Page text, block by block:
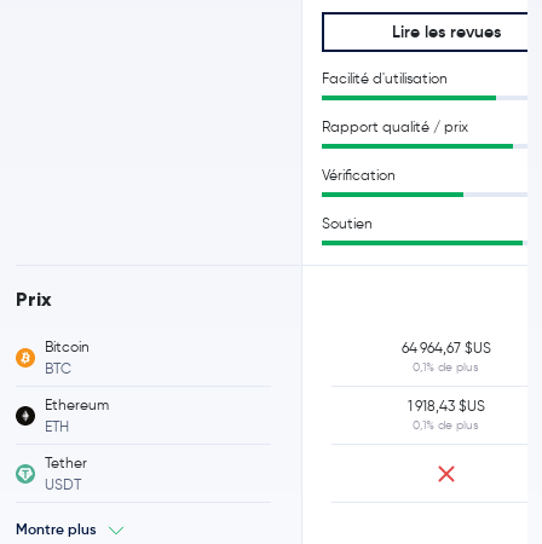
Prix
Bitcoin
BTC
Ethereum
ETH
Tether
USDT
Montre plus
Lire les revues
Facilité d'utilisation
Rapport qualité / prix
Vérification
Soutien
64 964,67 $US
0,1% de plus
1 918,43 $US
0,1% de plus